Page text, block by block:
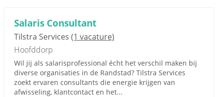
Salaris Consultant
Tilstra Services (1 vacature)
Hoofddorp
Wil jij als salarisprofessional écht het verschil maken bij
diverse organisaties in de Randstad? Tilstra Services
zoekt ervaren consultants die energie krijgen van
afwisseling, klantcontact en het...